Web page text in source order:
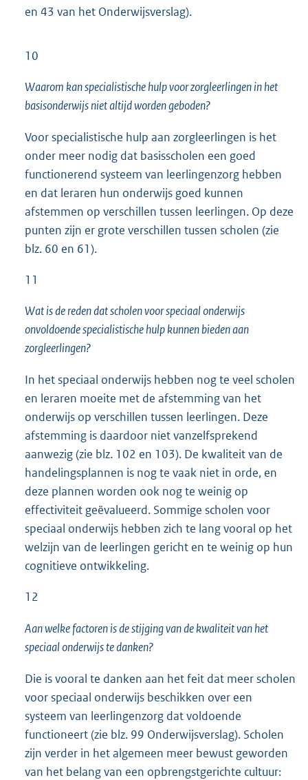
en 43 van het Onderwijsverslag).
10
Waarom kan specialistische hulp voor zorgleerlingen in het
basisonderwijs niet altijd worden geboden?
Voor specialistische hulp aan zorgleerlingen is het
onder meer nodig dat basisscholen een goed
functionerend systeem van leerlingenzorg hebben
en dat leraren hun onderwijs goed kunnen
afstemmen op verschillen tussen leerlingen. Op deze
punten zijn er grote verschillen tussen scholen (zie
blz. 60 en 61).
11
Wat is de reden dat scholen voor speciaal onderwijs
onvoldoende specialistische hulp kunnen bieden aan
zorgleerlingen?
In het speciaal onderwijs hebben nog te veel scholen
en leraren moeite met de afstemming van het
onderwijs op verschillen tussen leerlingen. Deze
afstemming is daardoor niet vanzelfsprekend
aanwezig (zie blz. 102 en 103). De kwaliteit van de
handelingsplannen is nog te vaak niet in orde, en
deze plannen worden ook nog te weinig op
effectiviteit geëvalueerd. Sommige scholen voor
speciaal onderwijs hebben zich te lang vooral op het
welzijn van de leerlingen gericht en te weinig op hun
cognitieve ontwikkeling.
12
Aan welke factoren is de stijging van de kwaliteit van het
speciaal onderwijs te danken?
Die is vooral te danken aan het feit dat meer scholen
voor speciaal onderwijs beschikken over een
systeem van leerlingenzorg dat voldoende
functioneert (zie blz. 99 Onderwijsverslag). Scholen
zijn verder in het algemeen meer bewust geworden
van het belang van een opbrengstgerichte cultuur: